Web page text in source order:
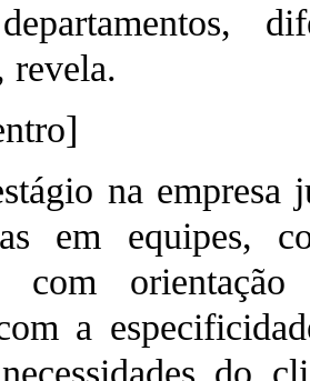
revela.
na empresa
em equipes,
com
a